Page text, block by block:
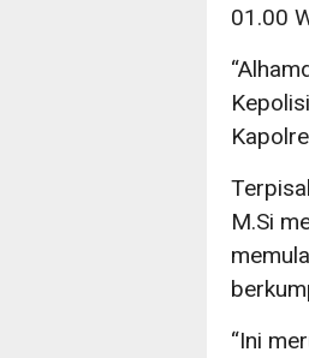
01.00
M.Si
“Ini